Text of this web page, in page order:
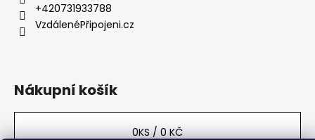
+420731933788
VzdálenéPřipojeni.cz
Nákupní košík
0KS /0 KČ